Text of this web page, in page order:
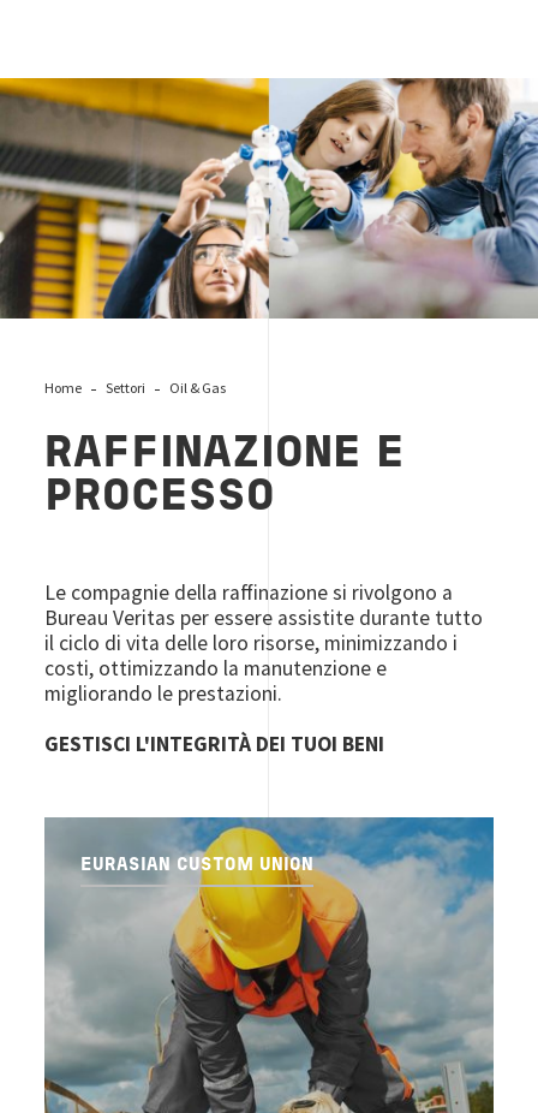
Leave-your-mark-Careers
Home Settori Oil & Gas
RAFFINAZIONE E
PROCESSO
Le compagnie della raffinazione si rivolgono a
Bureau Veritas per essere assistite durante tutto
il ciclo di vita delle loro risorse, minimizzando i
costi, ottimizzando la manutenzione e
migliorando le prestazioni.
GESTISCI L'INTEGRITÀ DEI TUOI BENI
EURASIAN CUSTOM UNION